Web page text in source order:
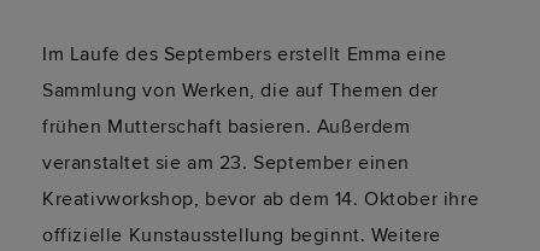
Im Laufe des Septembers erstellt Emma eine
Sammlung von Werken, die auf Themen der
frühen Mutterschaft basieren. Außerdem
veranstaltet sie am 23. September einen
Kreativworkshop, bevor ab dem 14. Oktober ihre
offizielle Kunstausstellung beginnt. Weitere